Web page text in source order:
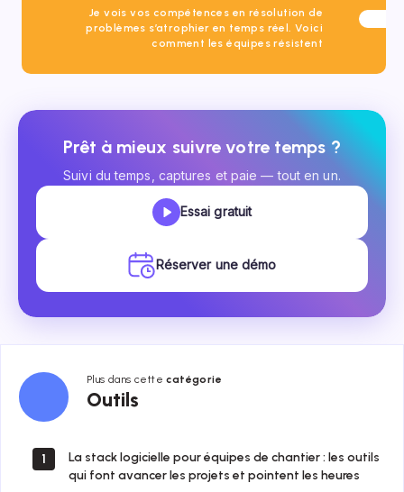
Je vois vos compétences en résolution de
problèmes s’atrophier en temps réel. Voici
comment les équipes résistent
Prêt à mieux suivre votre temps ?
Suivi du temps, captures et paie — tout en un.
Essai gratuit
Réserver une démo
Plus dans cettecatégorie
Outils
Outils
1
La stack logicielle pour équipes de chantier : les outils
qui font avancer les projets et pointent les heures